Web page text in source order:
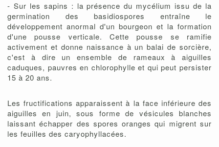
- Sur les sapins : la présence du mycélium issu de la
germination des basidiospores entraîne le
développement anormal d'un bourgeon et la formation
d'une pousse verticale. Cette pousse se ramifie
activement et donne naissance à un balai de sorcière,
c'est à dire un ensemble de rameaux à aiguilles
caduques, pauvres en chlorophylle et qui peut persister
15 à 20 ans.
Les fructifications apparaissent à la face inférieure des
aiguilles en juin, sous forme de vésicules blanches
laissant échapper des spores oranges qui migrent sur
les feuilles des caryophyllacées.